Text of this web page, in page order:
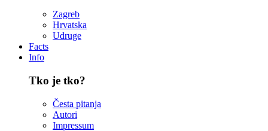
Zagreb
Hrvatska
Udruge
Facts
Info
Tko je tko?
Česta pitanja
Autori
Impressum